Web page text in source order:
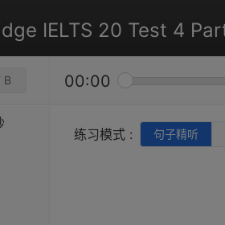
IELTS 20 Test 4
B 00:00
练习模式 : 句子精听